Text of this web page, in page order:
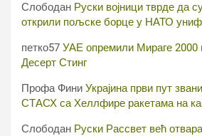
Слободан Руски војници тврде да
открили пољске борце у НАТО
петко57 УАЕ опремили Мираге
Десерт Стинг
Профа Фини Украјина први пут
СТАСХ са Хеллфире ракетама на
Слободан Руски Рассвет већ